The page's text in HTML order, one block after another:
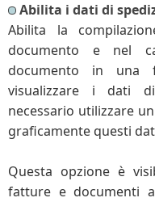
Abilita i dati di
Abilita la
documento e nel
documento in una
visualizzare i dati
necessario utilizzare
graficamente questi
Questa opzione è
fatture e documenti